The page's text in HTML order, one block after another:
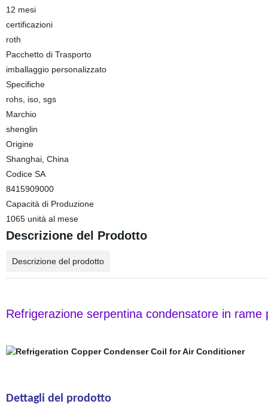
12 mesi
certificazioni
roth
Pacchetto di Trasporto
imballaggio personalizzato
Specifiche
rohs, iso, sgs
Marchio
shenglin
Origine
Shanghai, China
Codice SA
8415909000
Capacità di Produzione
1065 unità al mese
Descrizione del Prodotto
Descrizione del prodotto
Refrigerazione serpentina condensatore in rame
Dettagli del prodotto